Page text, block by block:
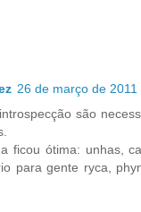
26 de março de 2011
são
ficou ótima: unhas,
para gente ryca,